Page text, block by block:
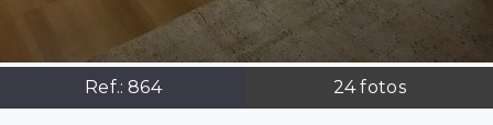
Ref.:864 24fotos